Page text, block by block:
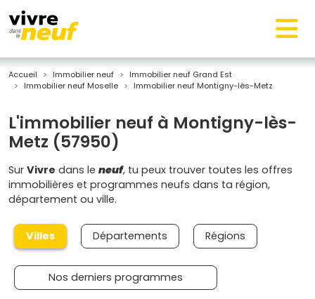
Accueil Immobilier neuf
Immobilier neuf Grand Est
Immobilier neuf Moselle
Immobilier neuf Montigny-lès-Metz
L'immobilier neuf à Montigny-lès-
Metz (57950)
Sur Vivre dans le neuf, tu peux trouver toutes les offres
immobilières et programmes neufs dans ta région,
département ou ville.
Villes Départements Régions
Nos derniers programmes